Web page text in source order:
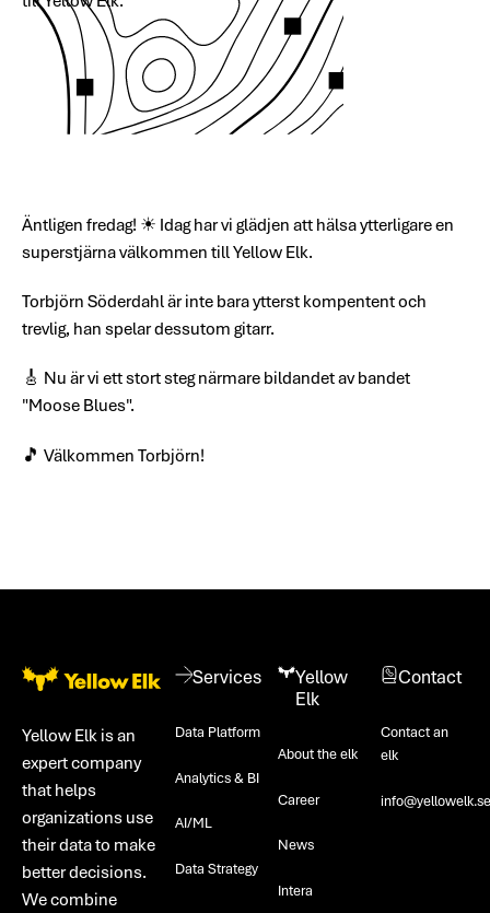
Äntligen fredag! ☀ Idag har vi glädjen att hälsa ytterligare en
superstjärna välkommen till Yellow Elk.
Torbjörn Söderdahl är inte bara ytterst kompentent och
trevlig, han spelar dessutom gitarr.
🎸 Nu är vi ett stort steg närmare bildandet av bandet
"Moose Blues".
🎵 Välkommen Torbjörn!
Footer
Yellow Elk is an
expert company
that helps
organizations use
their data to make
better decisions.
We combine
Services
Data Platform
Analytics & BI
AI/ML
Data Strategy
Yellow
Elk
About the elk
Career
News
Intera
Contact
Contact an
elk
info@yellowelk.se